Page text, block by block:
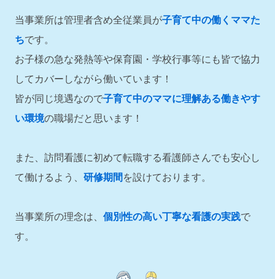
当事業所は管理者含め全従業員が子育て中の働くママた
ちです。
お子様の急な発熱等や保育園・学校行事等にも皆で協力
してカバーしながら働いています！
皆が同じ境遇なので子育て中のママに理解ある働きやす
い環境の職場だと思います！
また、訪問看護に初めて転職する看護師さんでも安心し
て働けるよう、 研修期間 を設けております。
当事業所の理念は、 個別性の高い丁寧な看護の実践で
す。